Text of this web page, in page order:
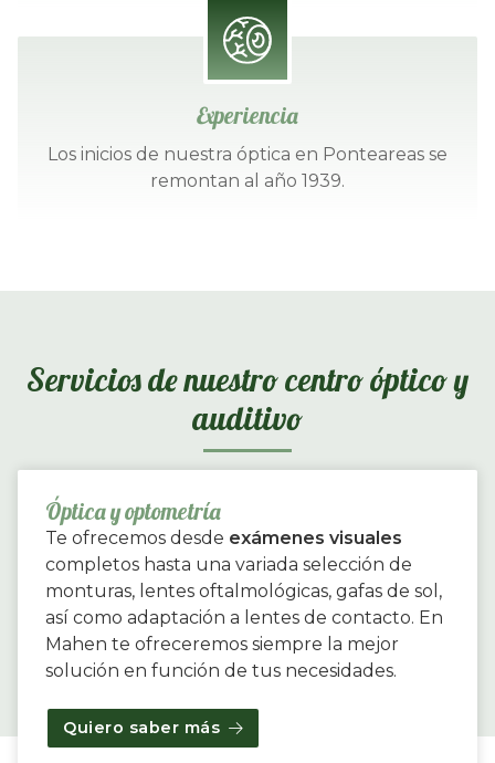
Experiencia
Los inicios de nuestra óptica en Ponteareas se
remontan al año 1939.
Servicios de nuestro centro óptico y
auditivo
Óptica y optometría
Te ofrecemos desde exámenes visuales
completos hasta una variada selección de
monturas, lentes oftalmológicas, gafas de sol,
así como adaptación a lentes de contacto. En
Mahen te ofreceremos siempre la mejor
solución en función de tus necesidades.
Quiero saber más